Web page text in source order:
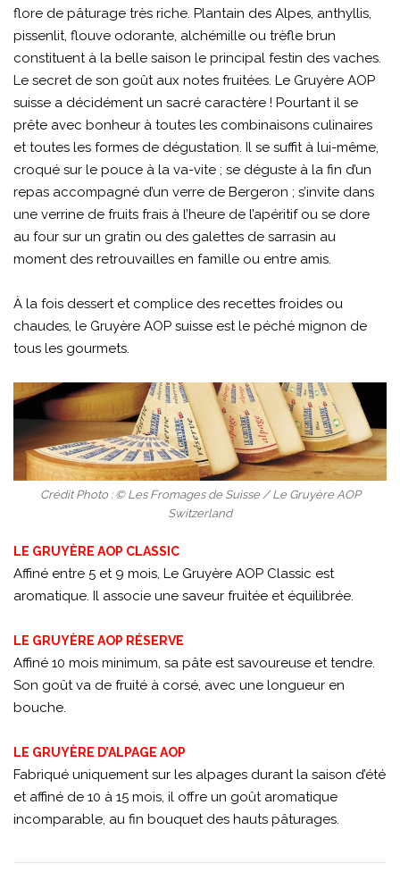
flore de pâturage très riche. Plantain des Alpes, anthyllis,
pissenlit, flouve odorante, alchémille ou trèfle brun
constituent à la belle saison le principal festin des vaches.
Le secret de son goût aux notes fruitées. Le Gruyère AOP
suisse a décidément un sacré caractère ! Pourtant il se
prête avec bonheur à toutes les combinaisons culinaires
et toutes les formes de dégustation. Il se suffit à lui-même,
croqué sur le pouce à la va-vite ; se déguste à la fin d’un
repas accompagné d’un verre de Bergeron ; s’invite dans
une verrine de fruits frais à l’heure de l’apéritif ou se dore
au four sur un gratin ou des galettes de sarrasin au
moment des retrouvailles en famille ou entre amis.
À la fois dessert et complice des recettes froides ou
chaudes, le Gruyère AOP suisse est le péché mignon de
tous les gourmets.
Crédit Photo : © Les Fromages de Suisse / Le Gruyère AOP
Switzerland
LE GRUYÈRE AOP CLASSIC
Affiné entre 5 et 9 mois, Le Gruyère AOP Classic est
aromatique. Il associe une saveur fruitée et équilibrée.
LE GRUYÈRE AOP RÉSERVE
Affiné 10 mois minimum, sa pâte est savoureuse et tendre.
Son goût va de fruité à corsé, avec une longueur en
bouche.
LE GRUYÈRE D’ALPAGE AOP
Fabriqué uniquement sur les alpages durant la saison d’été
et affiné de 10 à 15 mois, il offre un goût aromatique
incomparable, au fin bouquet des hauts pâturages.